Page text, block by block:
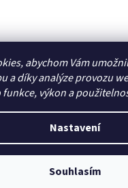
abychom Vám
a díky analýze provozu
výkon a
Nastavení
Souhlasím
E-shop - 3EL Group,
vyhrazena.